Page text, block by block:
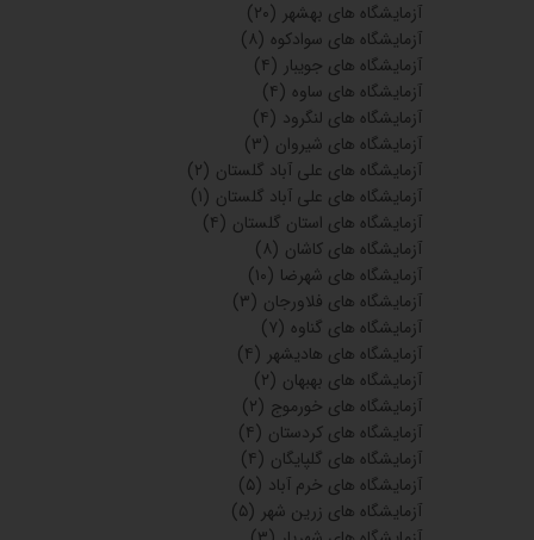
آزمایشگاه های بهشهر (۲۰)
آزمایشگاه های سوادکوه (۸)
آزمایشگاه های جویبار (۴)
آزمایشگاه های ساوه (۴)
آزمایشگاه های لنگرود (۴)
آزمایشگاه های شیروان (۳)
آزمایشگاه های علی آباد گلستان (۲)
آزمایشگاه های علی آباد گلستان (۱)
آزمایشگاه های استان گلستان (۴)
آزمایشگاه های کاشان (۸)
آزمایشگاه های شهرضا (۱۰)
آزمایشگاه های فلاورجان (۳)
آزمایشگاه های گناوه (۷)
آزمایشگاه های هادیشهر (۴)
آزمایشگاه های بهبهان (۲)
آزمایشگاه های خورموج (۲)
آزمایشگاه های کردستان (۴)
آزمایشگاه های گلپایگان (۴)
آزمایشگاه های خرم آباد (۵)
آزمایشگاه های زرین شهر (۵)